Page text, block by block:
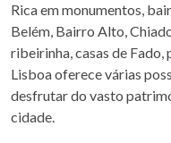
Rica em monumentos,
Belém, Bairro Alto,
ribeirinha, casas de Fado,
Lisboa oferece várias
desfrutar do vasto
cidade.